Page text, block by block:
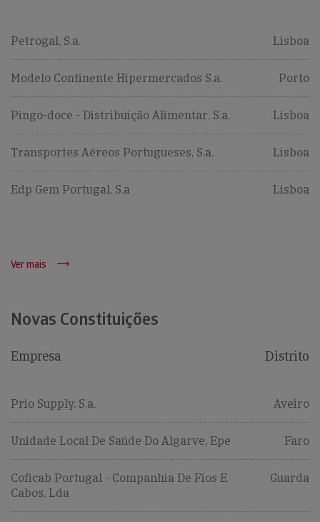
Petrogal, S.a. Lisboa
Modelo Continente Hipermercados S.a. Porto
Pingo-doce - Distribuição Alimentar, S.a. Lisboa
Transportes Aéreos Portugueses, S.a. Lisboa
Edp Gem Portugal, S.a Lisboa
Ver mais
Novas Constituições
Empresa Distrito
Prio Supply, S.a. Aveiro
Unidade Local De Saúde Do Algarve, Epe Faro
Coficab Portugal - Companhia De Fios E
Cabos, Lda
Guarda